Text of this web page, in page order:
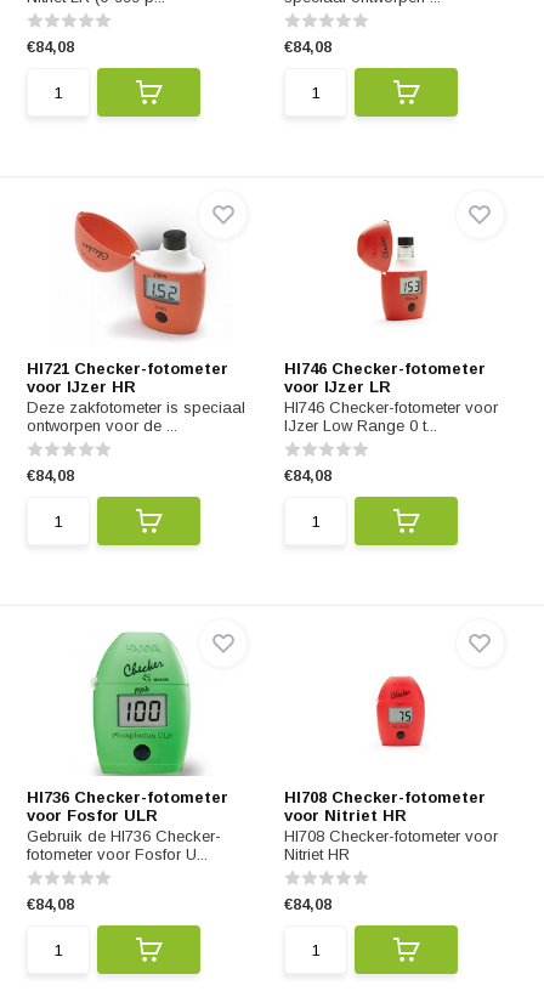
€84,08 €84,08
HI721 Checker-fotometer
voor IJzer HR
Deze zakfotometer is speciaal
ontworpen voor de ...
€84,08
HI746 Checker-fotometer
voor IJzer LR
HI746 Checker-fotometer voor
IJzer Low Range 0 t...
€84,08
HI736 Checker-fotometer
voor Fosfor ULR
Gebruik de HI736 Checker-
fotometer voor Fosfor U...
€84,08
HI708 Checker-fotometer
voor Nitriet HR
HI708 Checker-fotometer voor
Nitriet HR
€84,08